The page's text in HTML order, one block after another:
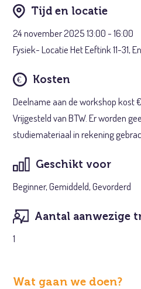
Tijd en locatie
24 november 2025 13:00 - 16:00
Fysiek- Locatie Het Eeftink 11-31,
Kosten
Deelname aan de workshop kost
Vrijgesteld van BTW. Er worden
studiemateriaal in rekening
Geschikt voor
Beginner, Gemiddeld, Gevorderd
Aantal aanwezige
1
Wat gaan we doen?